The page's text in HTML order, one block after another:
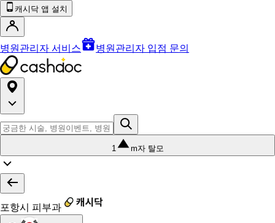
캐시닥 앱 설치
병원관리자 서비스 병원관리자 입점 문의
1 m자 탈모
포항시 피부과